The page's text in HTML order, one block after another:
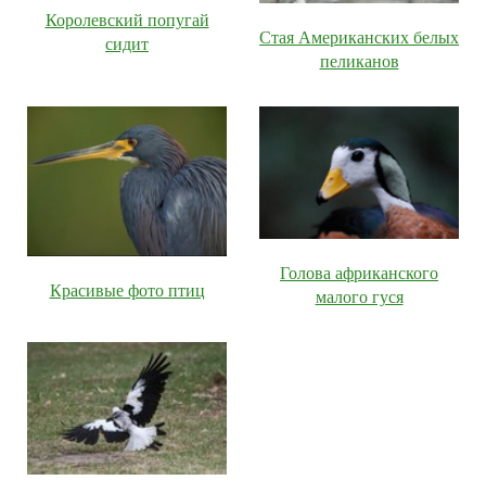
Королевский попугай
сидит
Стая Американских белых
пеликанов
Красивые фото птиц
Голова африканского
малого гуся